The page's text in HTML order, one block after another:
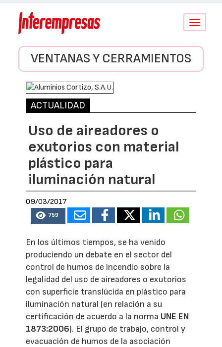
Conmutar
VENTANAS Y CERRAMIENTOS
ACTUALIDAD
Uso de aireadores o
exutorios con material
plástico para
iluminación natural
09/03/2017
759
En los últimos tiempos, se ha venido
produciendo un debate en el sector del
control de humos de incendio sobre la
legalidad del uso de aireadores o exutorios
con superficie translúcida en plástico para
iluminación natural (en relación a su
certificación de acuerdo a la norma UNE EN
1873:2006). El grupo de trabajo, control y
evacuación de humos de la asociación